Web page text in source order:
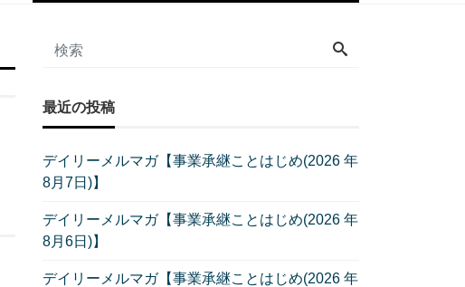
最近の投稿
デイリーメルマガ【事業承継ことはじめ(2026 年
8月7日)】
デイリーメルマガ【事業承継ことはじめ(2026 年
8月6日)】
デイリーメルマガ【事業承継ことはじめ(2026 年